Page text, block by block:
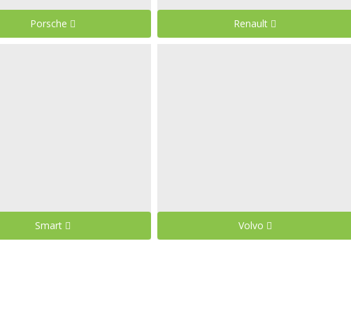
Porsche Renault
Smart Volvo